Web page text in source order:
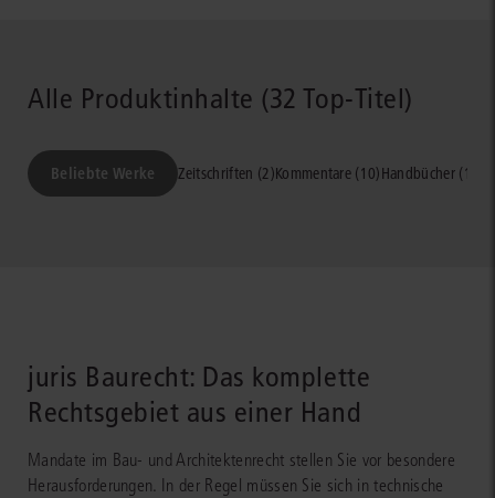
Alle Produktinhalte (32 Top-Titel)
Beliebte Werke Zeitschriften (2)Kommentare (10)Handbücher (19)
juris Baurecht: Das komplette
Rechtsgebiet aus einer Hand
Mandate im Bau- und Architektenrecht stellen Sie vor besondere
Herausforderungen. In der Regel müssen Sie sich in technische